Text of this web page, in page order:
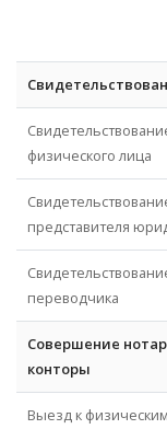
физического лица
представителя
переводчика
Совершение
конторы
Выезд к